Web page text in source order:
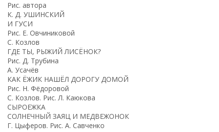
Рис. автора
К. Д. УШИНСКИЙ
И ГУСИ
Рис. Е. Овчиниковой
С. Козлов
ГДЕ ТЫ, РЫЖИЙ ЛИСЁНОК?
Рис. Д. Трубина
A. Усачёв
КАК ЁЖИК НАШЁЛ ДОРОГУ ДОМОЙ
Рис. Н. Фёдоровой
С. Козлов. Рис. Л. Каюкова
СЫРОЕЖКА
СОЛНЕЧНЫЙ ЗАЯЦ И МЕДВЕЖОНОК
Г. Цыферов. Рис. А. Савченко